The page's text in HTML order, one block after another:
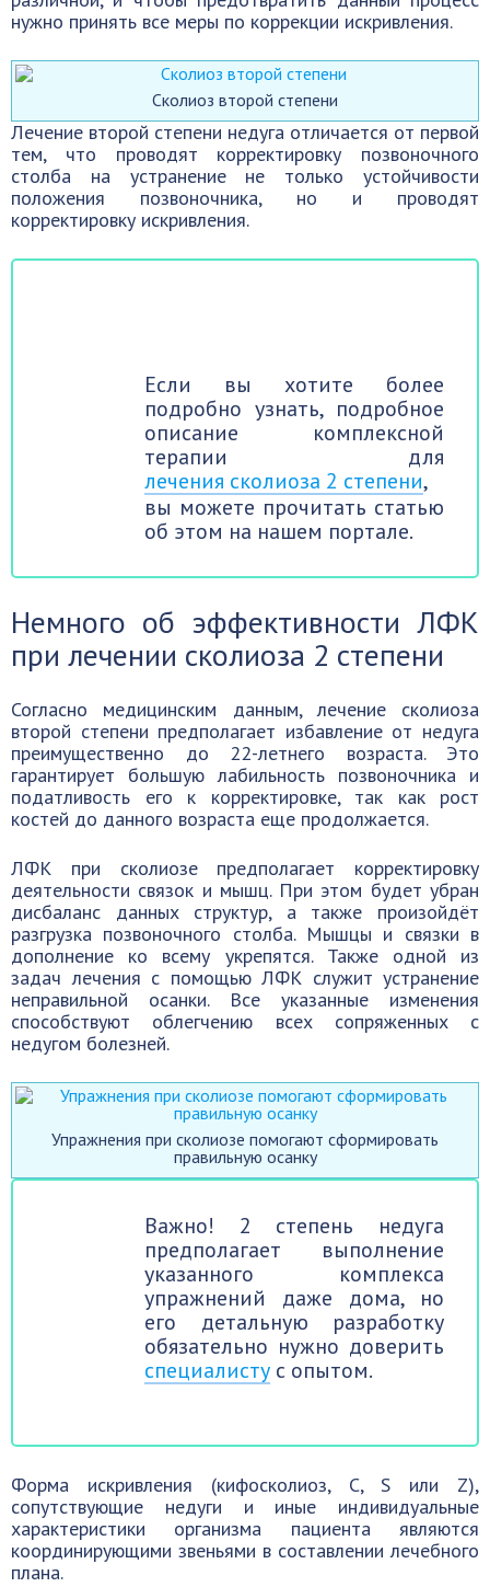
нужно принять все меры по коррекции искривления.
Сколиоз второй степени
Лечение второй степени недуга отличается от первой
тем, что проводят корректировку позвоночного
столба на устранение не только устойчивости
положения позвоночника, но и проводят
корректировку искривления.
Если вы хотите более
подробно узнать, подробное
описание комплексной
терапии для
лечения сколиоза 2 степени,
вы можете прочитать статью
об этом на нашем портале.
Немного об эффективности ЛФК
при лечении сколиоза 2 степени
Согласно медицинским данным, лечение сколиоза
второй степени предполагает избавление от недуга
преимущественно до 22-летнего возраста. Это
гарантирует большую лабильность позвоночника и
податливость его к корректировке, так как рост
костей до данного возраста еще продолжается.
ЛФК при сколиозе предполагает корректировку
деятельности связок и мышц. При этом будет убран
дисбаланс данных структур, а также произойдёт
разгрузка позвоночного столба. Мышцы и связки в
дополнение ко всему укрепятся. Также одной из
задач лечения с помощью ЛФК служит устранение
неправильной осанки. Все указанные изменения
способствуют облегчению всех сопряженных с
недугом болезней.
Упражнения при сколиозе помогают сформировать
правильную осанку
Важно! 2 степень недуга
предполагает выполнение
указанного комплекса
упражнений даже дома, но
его детальную разработку
обязательно нужно доверить
специалисту с опытом.
Форма искривления (кифосколиоз, C, S или Z),
сопутствующие недуги и иные индивидуальные
характеристики организма пациента являются
координирующими звеньями в составлении лечебного
плана.